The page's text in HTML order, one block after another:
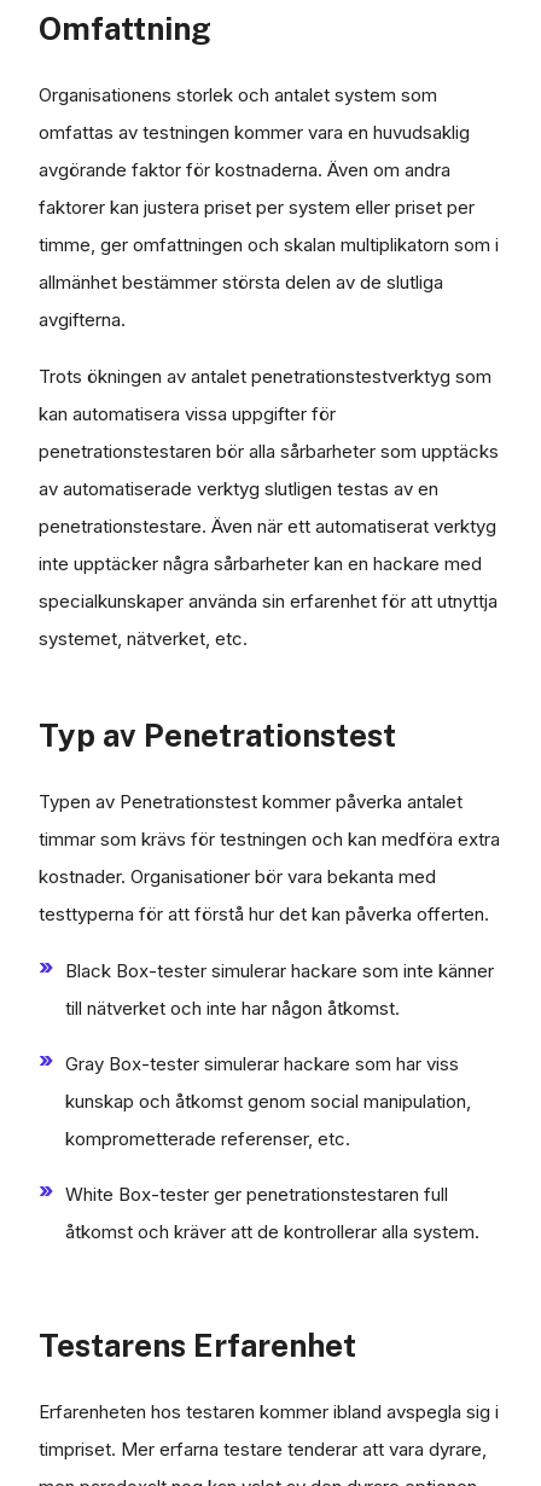
Omfattning
Organisationens storlek och antalet system som
omfattas av testningen kommer vara en huvudsaklig
avgörande faktor för kostnaderna. Även om andra
faktorer kan justera priset per system eller priset per
timme, ger omfattningen och skalan multiplikatorn som i
allmänhet bestämmer största delen av de slutliga
avgifterna.
Trots ökningen av antalet penetrationstestverktyg som
kan automatisera vissa uppgifter för
penetrationstestaren bör alla sårbarheter som upptäcks
av automatiserade verktyg slutligen testas av en
penetrationstestare. Även när ett automatiserat verktyg
inte upptäcker några sårbarheter kan en hackare med
specialkunskaper använda sin erfarenhet för att utnyttja
systemet, nätverket, etc.
Typ av Penetrationstest
Typen av Penetrationstest kommer påverka antalet
timmar som krävs för testningen och kan medföra extra
kostnader. Organisationer bör vara bekanta med
testtyperna för att förstå hur det kan påverka offerten.
Black Box-tester simulerar hackare som inte känner
till nätverket och inte har någon åtkomst.
Gray Box-tester simulerar hackare som har viss
kunskap och åtkomst genom social manipulation,
komprometterade referenser, etc.
White Box-tester ger penetrationstestaren full
åtkomst och kräver att de kontrollerar alla system.
Testarens Erfarenhet
Erfarenheten hos testaren kommer ibland avspegla sig i
timpriset. Mer erfarna testare tenderar att vara dyrare,